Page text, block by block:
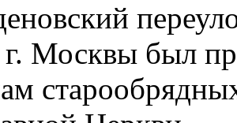
Москвы был